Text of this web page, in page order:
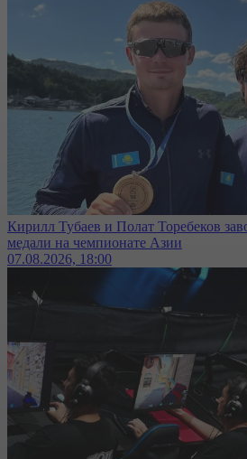
Кирилл Тубаев и Полат Торебеков
медали на чемпионате Азии
07.08.2026, 18:00